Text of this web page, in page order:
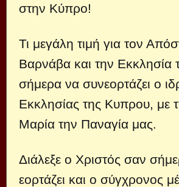
στην Κύπρο!
Τι μεγάλη τιμή για τον
Βαρνάβα και την Εκκλησία
σήμερα να συνεορτάζει ο
Εκκλησίας της Κυπρου, με
Μαρία την Παναγία μας.
Διάλεξε ο Χριστός σαν
εορτάζει και ο σύγχρονος